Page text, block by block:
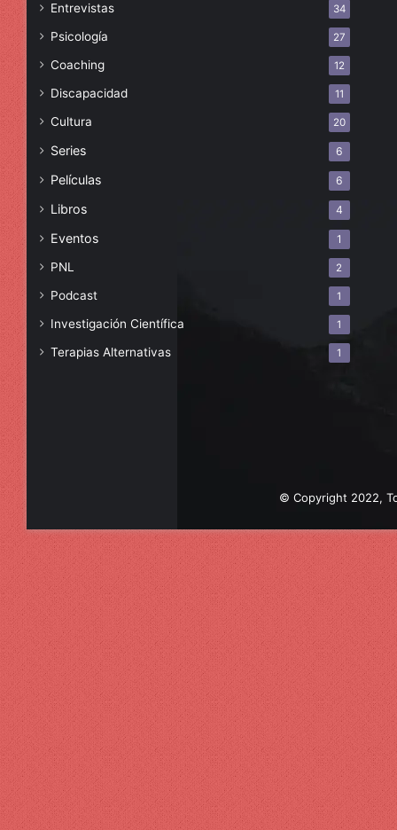
Entrevistas 34
Psicología 27
Coaching 12
Discapacidad 11
Cultura 20
Series 6
Películas 6
Libros 4
Eventos 1
PNL 2
Podcast 1
Investigación Científica 1
Terapias Alternativas 1
© Copyright 2022,